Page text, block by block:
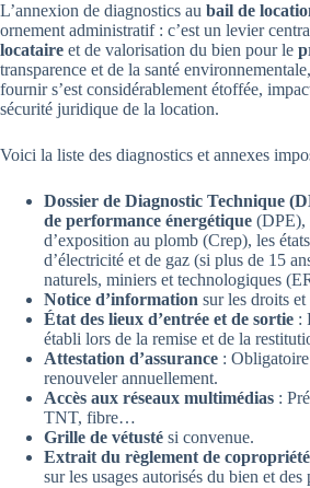
L’annexion de diagnostics au bail de
ornement administratif : c’est un levier
locataire et de valorisation du bien pour le
transparence et de la santé
fournir s’est considérablement étoffée,
sécurité juridique de la location.
Voici la liste des diagnostics et annexes
Dossier de Diagnostic Technique
de performance énergétique (DPE),
d’exposition au plomb (Crep), les
d’électricité et de gaz (si plus de 15
naturels, miniers et technologiques
Notice d’information sur les droits
État des lieux d’entrée et de sortie :
établi lors de la remise et de la
Attestation d’assurance :
renouveler annuellement.
Accès aux réseaux multimédias :
TNT, fibre…
Grille de vétusté si convenue.
Extrait du règlement de copropriété
sur les usages autorisés du bien et des